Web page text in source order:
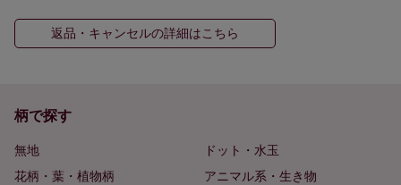
返品・キャンセルの詳細はこちら
柄で探す
無地
ドット・水玉
花柄・葉・植物柄
アニマル系・生き物